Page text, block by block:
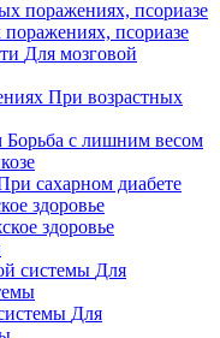
псориазе
Для мозговой
При возрастных
Борьба с лишним весом
сахарном диабете
здоровье
здоровье
Для
Для